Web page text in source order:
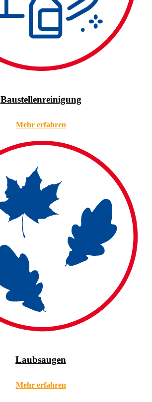
Baustellenreinigung
Mehr erfahren
Laubsaugen
Mehr erfahren